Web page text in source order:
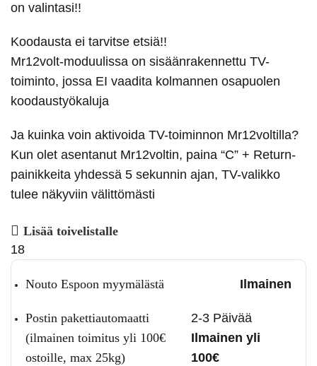
on valintasi!!
Koodausta ei tarvitse etsiä!!
Mr12volt-moduulissa on sisäänrakennettu TV-
toiminto, jossa EI vaadita kolmannen osapuolen
koodaustyökaluja
Ja kuinka voin aktivoida TV-toiminnon Mr12voltilla?
Kun olet asentanut Mr12voltin, paina “C” + Return-
painikkeita yhdessä 5 sekunnin ajan, TV-valikko
tulee näkyviin välittömästi
Lisää toivelistalle
18
Nouto Espoon myymälästä Ilmainen
Postin pakettiautomaatti
(ilmainen toimitus yli 100€
ostoille, max 25kg)
2-3 Päivää
Ilmainen yli
100€